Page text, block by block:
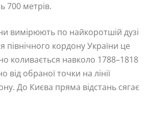
700 метрів.
вимірюють по найкоротшій дузі
північного кордону України це
коливається навколо 1788–1818
від обраної точки на лінії
До Києва пряма відстань сягає